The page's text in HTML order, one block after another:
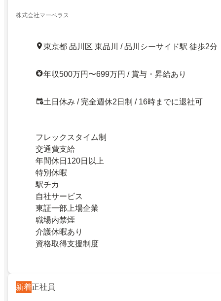
株式会社マーベラス
東京都 品川区 東品川 / 品川シーサイド駅 徒歩2分
年収500万円〜699万円 / 賞与・昇給あり
土日休み / 完全週休2日制 / 16時までに退社可
フレックスタイム制
交通費支給
年間休日120日以上
特別休暇
駅チカ
自社サービス
東証一部上場企業
職場内禁煙
介護休暇あり
資格取得支援制度
新着正社員